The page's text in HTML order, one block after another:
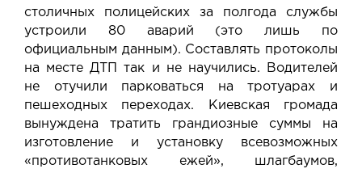
столичных полицейских за полгода службы
устроили 80 аварий (это лишь по
официальным данным). Составлять протоколы
на месте ДТП так и не научились. Водителей
не отучили парковаться на тротуарах и
пешеходных переходах. Киевская громада
вынуждена тратить грандиозные суммы на
изготовление и установку всевозможных
«противотанковых ежей», шлагбаумов,